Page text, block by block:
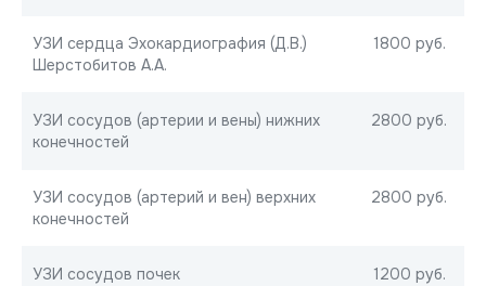
УЗИ сердца Эхокардиография (Д.В.)
Шерстобитов А.А.
1800 руб.
УЗИ сосудов (артерии и вены) нижних
конечностей
2800 руб.
УЗИ сосудов (артерий и вен) верхних
конечностей
2800 руб.
УЗИ сосудов почек 1200 руб.